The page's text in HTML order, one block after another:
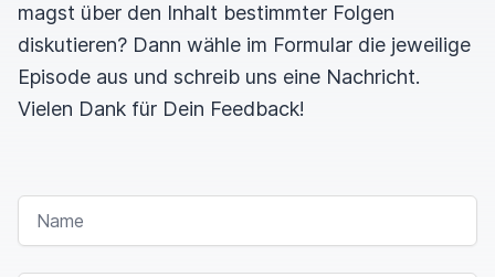
magst über den Inhalt bestimmter Folgen
diskutieren? Dann wähle im Formular die jeweilige
Episode aus und schreib uns eine Nachricht.
Vielen Dank für Dein Feedback!
NAME